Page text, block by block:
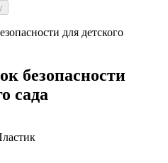
безопасности
сада